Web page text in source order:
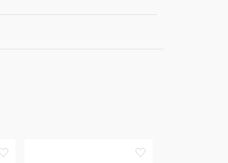
favorite favorite